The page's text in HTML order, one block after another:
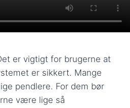
er vigtigt for brugerne at
er sikkert. Mange
pendlere. For dem bør
være lige så